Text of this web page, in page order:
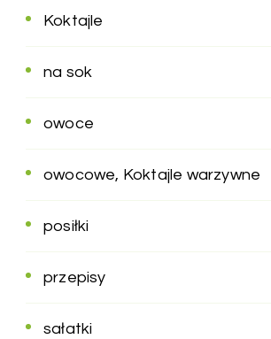
Koktajle
na sok
owoce
owocowe, Koktajle warzywne
posiłki
przepisy
sałatki